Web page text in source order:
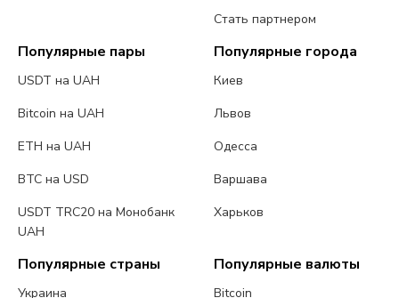
Стать партнером
Популярные пары
USDT на UAH
Bitcoin на UAH
ETH на UAH
BTC на USD
USDT TRC20 на Монобанк
UAH
Популярные города
Киев
Львов
Одесса
Варшава
Харьков
Популярные страны
Украина
Популярные валюты
Bitcoin